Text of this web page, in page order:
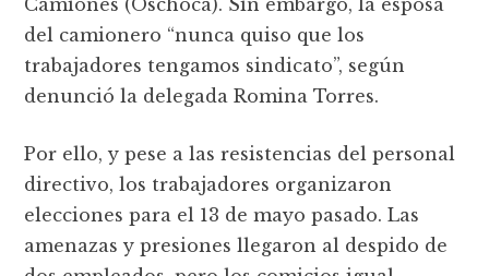
Camiones (Oschoca). Sin embargo, la esposa
del camionero “nunca quiso que los
trabajadores tengamos sindicato”, según
denunció la delegada Romina Torres.
Por ello, y pese a las resistencias del personal
directivo, los trabajadores organizaron
elecciones para el 13 de mayo pasado. Las
amenazas y presiones llegaron al despido de